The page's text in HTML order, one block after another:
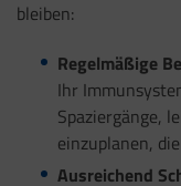
bleiben:
Regelmäßige
Ihr
Spaziergänge,
einzuplanen,
Ausreichend